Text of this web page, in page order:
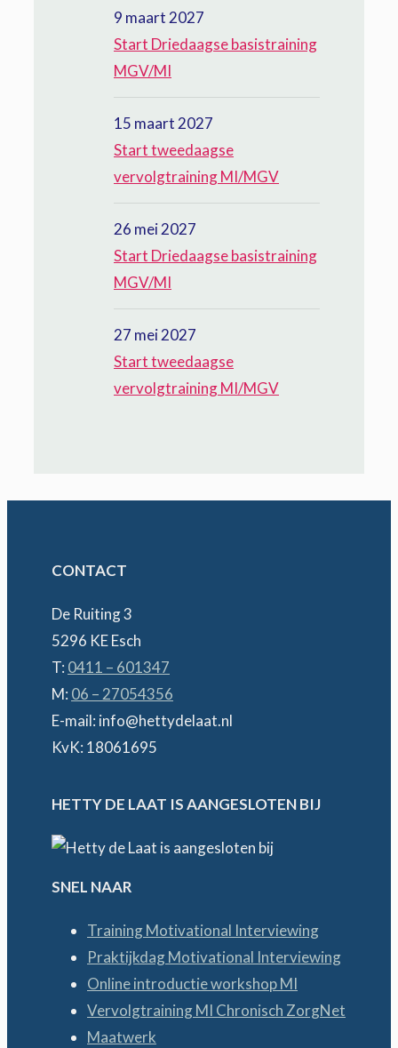
9 maart 2027
Start Driedaagse basistraining
MGV/MI
15 maart 2027
Start tweedaagse
vervolgtraining MI/MGV
26 mei 2027
Start Driedaagse basistraining
MGV/MI
27 mei 2027
Start tweedaagse
vervolgtraining MI/MGV
CONTACT
De Ruiting 3
5296 KE Esch
T: 0411 – 601347
M: 06 – 27054356
E-mail: info@hettydelaat.nl
KvK: 18061695
HETTY DE LAAT IS AANGESLOTEN BIJ
SNEL NAAR
Training Motivational Interviewing
Praktijkdag Motivational Interviewing
Online introductie workshop MI
Vervolgtraining MI Chronisch ZorgNet
Maatwerk